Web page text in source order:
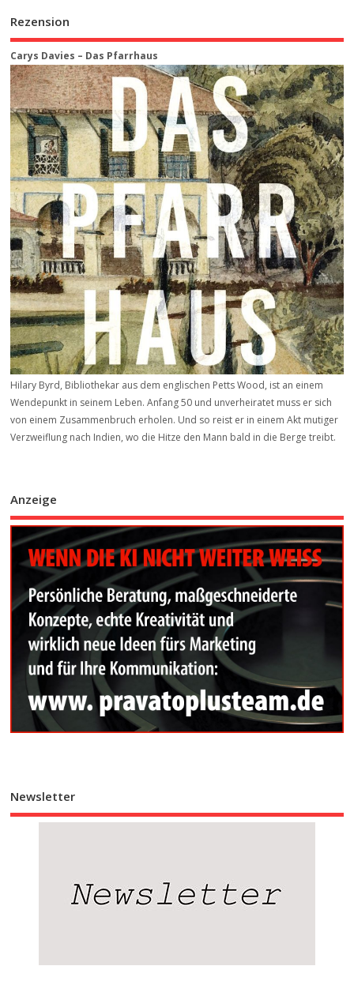
Rezension
Carys Davies – Das Pfarrhaus
Hilary Byrd, Bibliothekar aus dem englischen Petts Wood, ist an einem
Wendepunkt in seinem Leben. Anfang 50 und unverheiratet muss er sich
von einem Zusammenbruch erholen. Und so reist er in einem Akt mutiger
Verzweiflung nach Indien, wo die Hitze den Mann bald in die Berge treibt.
Anzeige
Newsletter